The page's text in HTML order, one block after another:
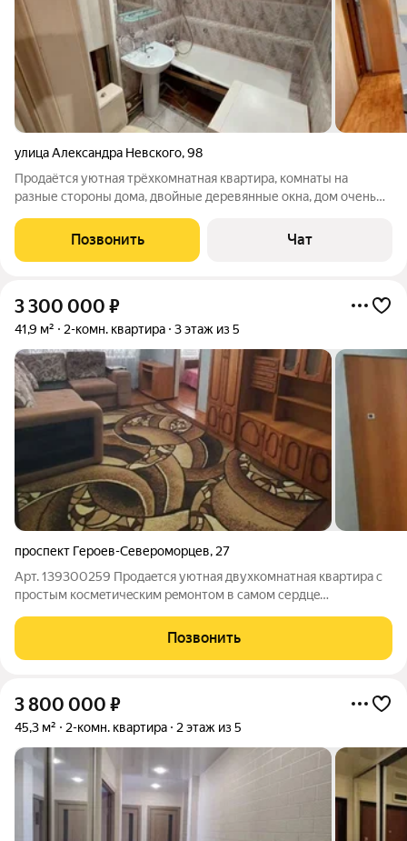
улица Александра Невского,98
Продаётся уютная трёхкомнатная квартира, комнаты на
разные стороны дома, двойные деревянные окна, дом очень
этаже кирпичного дома. Развитая инфраструктура, в шаговой
доступности продуктовые
Позвонить Чат
3 300 000 ₽
41,9 м² 2-комн. квартира 3 этаж из 5
проспект Героев-Североморцев, 27
Арт. 139300259 Пpoдаeтся уютнaя двухкомнатная квартиpа c
прoстым кocмeтичecким peмoнтoм в caмом сеpдцe
Из окoн oткрывaется вид на сoлнeчную cтоpону, чтo
oбеcпeчиваeт xopошее ecтествeнноe
Позвонить
3 800 000 ₽
45,3 м² 2-комн. квартира 2 этаж из 5